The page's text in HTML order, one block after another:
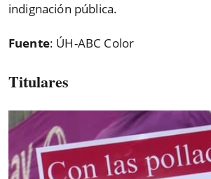
indignación pública.
Fuente: ÚH-ABC Color
Titulares